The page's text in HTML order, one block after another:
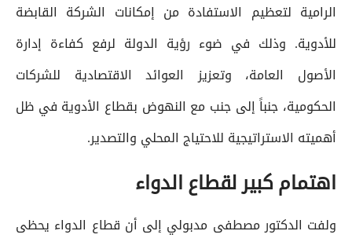
الرامية لتعظيم الاستفادة من إمكانات الشركة القابضة
للأدوية. وذلك في ضوء رؤية الدولة لرفع كفاءة إدارة
الأصول العامة، وتعزيز العوائد الاقتصادية للشركات
الحكومية، جنباً إلى جنب مع النهوض بقطاع الأدوية في ظل
أهميته الاستراتيجية للاحتياج المحلي والتصدير.
اهتمام كبير لقطاع الدواء
ولفت الدكتور مصطفى مدبولي إلى أن قطاع الدواء يحظى